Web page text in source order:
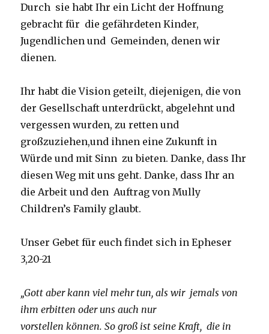
Durch sie habt Ihr ein Licht der Hoffnung
gebracht für die gefährdeten Kinder,
Jugendlichen und Gemeinden, denen wir
dienen.
Ihr habt die Vision geteilt, diejenigen, die von
der Gesellschaft unterdrückt, abgelehnt und
vergessen wurden, zu retten und
großzuziehen,und ihnen eine Zukunft in
Würde und mit Sinn zu bieten. Danke, dass Ihr
diesen Weg mit uns geht. Danke, dass Ihr an
die Arbeit und den Auftrag von Mully
Children’s Family glaubt.
Unser Gebet für euch findet sich in Epheser
3,20-21
„Gott aber kann viel mehr tun, als wir jemals von
ihm erbitten oder uns auch nur
vorstellen können. So groß ist seine Kraft, die in